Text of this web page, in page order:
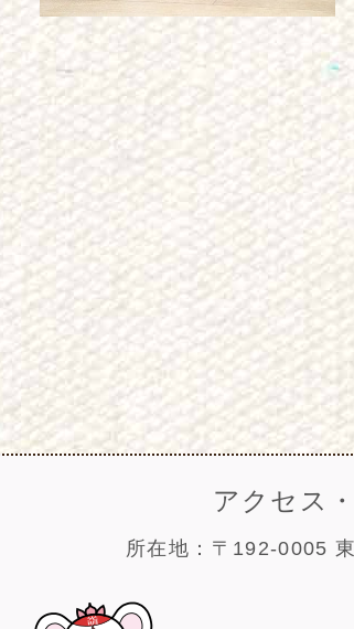
アクセス
所在地：〒192-0005